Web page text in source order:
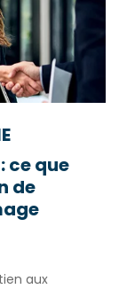
ce que
de
aux